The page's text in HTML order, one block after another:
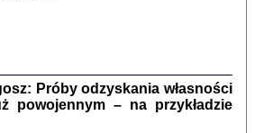
Próby odzyskania własności
powojennym – na przykładzie